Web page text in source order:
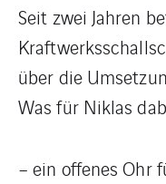
Seit zwei Jahren
über die
Was für Niklas
– ein offenes Ohr